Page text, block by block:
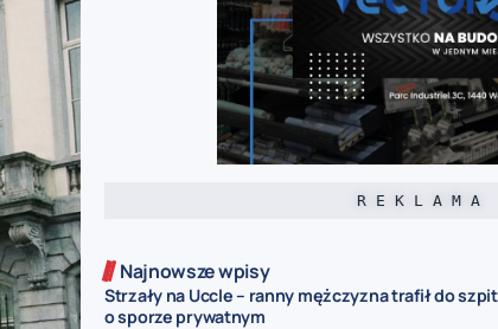
R E K L A M A
Najnowsze wpisy
Strzały na Uccle – ranny mężczyzna trafił do
o sporze prywatnym